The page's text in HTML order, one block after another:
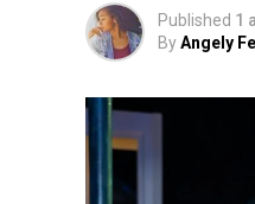
Published 1
ByAngely